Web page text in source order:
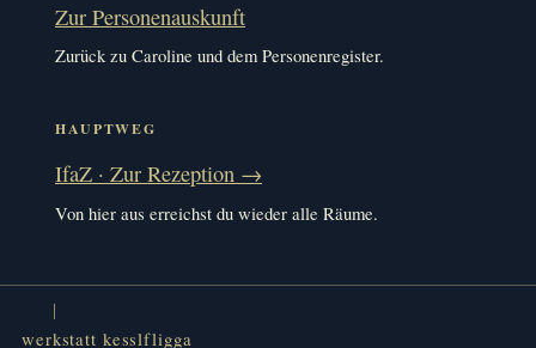
Zur Personenauskunft
Zurück zu Caroline und dem Personenregister.
HAUPTWEG
IfaZ · Zur Rezeption →
Von hier aus erreichst du wieder alle Räume.
werkstatt kesslfligga